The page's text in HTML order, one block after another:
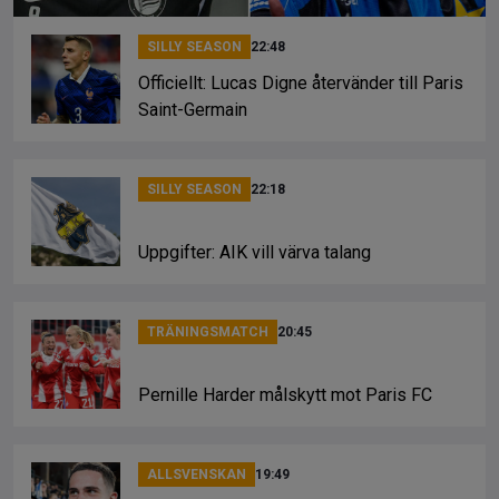
SILLY SEASON 22:48
Officiellt: Lucas Digne återvänder till Paris
Saint-Germain
SILLY SEASON 22:18
Uppgifter: AIK vill värva talang
TRÄNINGSMATCH 20:45
Pernille Harder målskytt mot Paris FC
ALLSVENSKAN 19:49